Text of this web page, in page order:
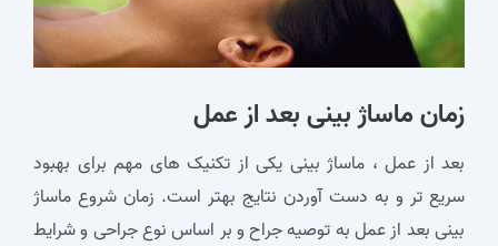
زمان ماساژ بینی بعد از عمل
بعد از عمل ، ماساژ بینی یکی از تکنیک‌ های مهم برای بهبود
سریع‌ تر و به دست آوردن نتایج بهتر است. زمان شروع ماساژ
بینی بعد از عمل به توصیه جراح و بر اساس نوع جراحی و شرایط